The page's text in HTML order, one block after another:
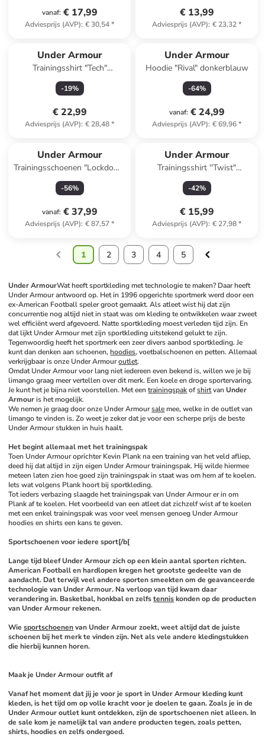
vanaf: € 17,99
Adviesprijs (AVP): € 30,54*
€ 13,99
Adviesprijs (AVP): € 23,32*
Under Armour
Trainingsshirt "Tech"
mintgroen
-19%
€ 22,99
Adviesprijs (AVP): € 28,48*
Under Armour
Hoodie "Rival" donkerblauw
-64%
vanaf: € 24,99
Adviesprijs (AVP): € 69,96*
Under Armour
Trainingsschoenen "Lockdown
7 Low" rood
-56%
vanaf: € 37,99
Adviesprijs (AVP): € 87,57*
Under Armour
Trainingsshirt ''Twist"
donkerblauw
-42%
€ 15,99
Adviesprijs (AVP): € 27,98*
1 2 3 4 5
Under ArmourWat heeft sportkleding met technologie te maken? Daar heeft
Under Armour antwoord op. Het in 1996 opgerichte sportmerk werd door een
ex-American Football speler groot gemaakt. Als atleet wist hij dat zijn
concurrentie nog altijd niet in staat was om kleding te ontwikkelen waar zweet
wel efficiënt werd afgevoerd. Natte sportkleding moest verleden tijd zijn. En
dat lijkt Under Armour met zijn sportkleding uitstekend gelukt te zijn.
Tegenwoordig heeft het sportmerk een zeer divers aanbod sportkleding. Je
kunt dan denken aan schoenen, hoodies, voetbalschoenen en petten. Allemaal
verkrijgbaar is onze Under Armour outlet.
Omdat Under Armour voor lang niet iedereen even bekend is, willen we je bij
limango graag meer vertellen over dit merk. Een koele en droge sportervaring.
Je kunt het je bijna niet voorstellen. Met een trainingspak of shirt van Under
Armour is het mogelijk.
We nemen je graag door onze Under Armour sale mee, welke in de outlet van
limango te vinden is. Zo weet je zeker dat je voor een scherpe prijs de beste
Under Armour stukken in huis haalt.
Het begint allemaal met het trainingspak
Toen Under Armour oprichter Kevin Plank na een training van het veld afliep,
deed hij dat altijd in zijn eigen Under Armour trainingspak. Hij wilde hiermee
meteen laten zien hoe goed zijn trainingspak in staat was om hem af te koelen.
Iets wat volgens Plank hoort bij sportkleding.
Tot ieders verbazing slaagde het trainingspak van Under Armour er in om
Plank af te koelen. Het voorbeeld van een atleet dat zichzelf wist af te koelen
met een enkel trainingspak was voor veel mensen genoeg Under Armour
hoodies en shirts een kans te geven.
Sportschoenen voor iedere sport[/b[
Lange tijd bleef Under Armour zich op een klein aantal sporten richten.
American Football en hardlopen kregen het grootste gedeelte van de
aandacht. Dat terwijl veel andere sporten smeekten om de geavanceerde
technologie van Under Armour. Na verloop van tijd kwam daar
verandering in. Basketbal, honkbal en zelfs tennis konden op de producten
van Under Armour rekenen.
Wie sportschoenen van Under Armour zoekt, weet altijd dat de juiste
schoenen bij het merk te vinden zijn. Net als vele andere kledingstukken
die hierbij kunnen horen.
Maak je Under Armour outfit af
Vanaf het moment dat jij je voor je sport in Under Armour kleding kunt
kleden, is het tijd om op volle kracht voor je doelen te gaan. Zoals je in de
Under Armour outlet kunt ontdekken, zijn de sportschoenen niet alleen. In
de sale kom je namelijk tal van andere producten tegen, zoals petten,
shirts, hoodies en zelfs ondergoed.